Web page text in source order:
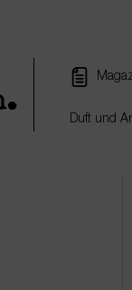
springen
Duft und